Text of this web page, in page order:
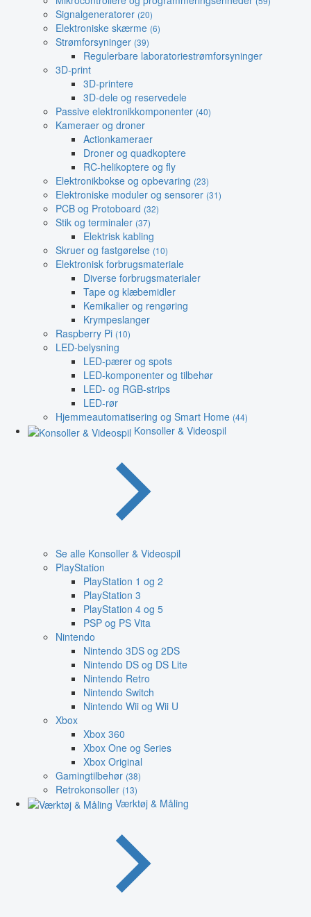
Signalgeneratorer (20)
Elektroniske skærme (6)
Strømforsyninger (39)
Regulerbare laboratoriestrømforsyninger
3D-print
3D-printere
3D-dele og reservedele
Passive elektronikkomponenter (40)
Kameraer og droner
Actionkameraer
Droner og quadkoptere
RC-helikoptere og fly
Elektronikbokse og opbevaring (23)
Elektroniske moduler og sensorer (31)
PCB og Protoboard (32)
Stik og terminaler (37)
Elektrisk kabling
Skruer og fastgørelse (10)
Elektronisk forbrugsmateriale
Diverse forbrugsmaterialer
Tape og klæbemidler
Kemikalier og rengøring
Krympeslanger
Raspberry Pi (10)
LED-belysning
LED-pærer og spots
LED-komponenter og tilbehør
LED- og RGB-strips
LED-rør
Hjemmeautomatisering og Smart Home (44)
Konsoller & Videospil
Se alle Konsoller & Videospil
PlayStation
PlayStation 1 og 2
PlayStation 3
PlayStation 4 og 5
PSP og PS Vita
Nintendo
Nintendo 3DS og 2DS
Nintendo DS og DS Lite
Nintendo Retro
Nintendo Switch
Nintendo Wii og Wii U
Xbox
Xbox 360
Xbox One og Series
Xbox Original
Gamingtilbehør (38)
Retrokonsoller (13)
Værktøj & Måling